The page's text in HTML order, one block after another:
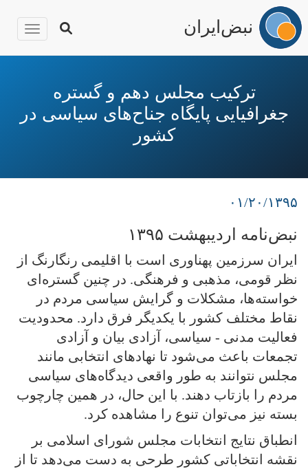
اصلی
نبض‌ایران
ترکیب مجلس دهم و گستره
جغرافیایی پایگاه جناح‌های سیاسی در
کشور
۰۱/۲۰/۱۳۹۵
نبض‌نامه اردیبهشت ۱۳۹۵
ایران سرزمین پهناوری است با اقلیمی رنگارنگ از
نظر قومی، مذهبی و فرهنگی. در چنین گستره‌ای
خواسته‌ها، مشکلات و گرایش سیاسی مردم در
نقاط مختلف کشور با یکدیگر فرق دارد. محدودیت
فعالیت مدنی - سیاسی،‌ آزادی بیان و آزادی
تجمعات باعث می‌شود تا نهادهای انتخابی مانند
مجلس نتوانند به طور واقعی دیدگاه‌های سیاسی
مردم را بازتاب دهند. با این حال، در همین چارچوب
بسته نیز می‌توان تنوع را مشاهده کرد.
انطباق نتایج انتخابات مجلس شورای اسلامی بر
نقشه انتخاباتی کشور طرحی به دست می‌دهد تا از